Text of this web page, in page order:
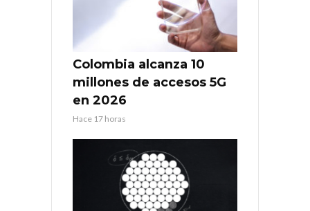
Colombia alcanza 10
millones de accesos 5G
en 2026
Hace 17 horas